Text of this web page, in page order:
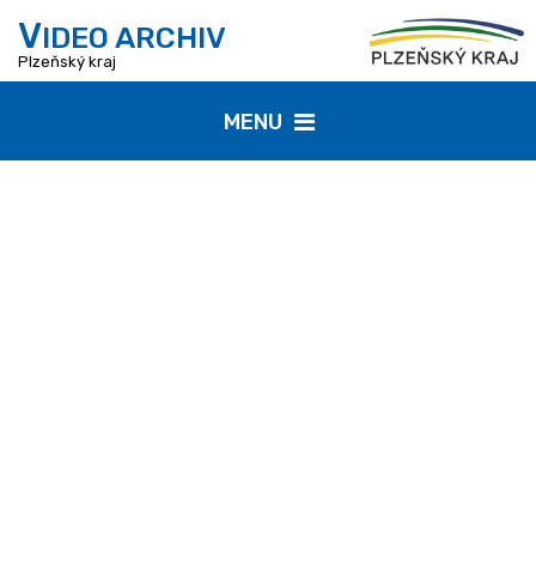
VIDEO ARCHIV
Plzeňský kraj
MENU